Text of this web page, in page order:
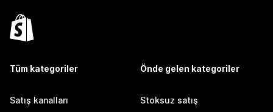
Tüm kategoriler
Satış kanalları
Önde gelen kategoriler
Stoksuz satış